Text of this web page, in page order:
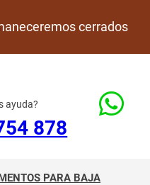
cerrados
ayuda?
878
PARA BAJA